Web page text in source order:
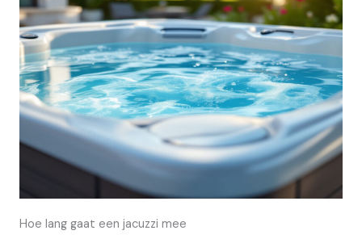
Hoe lang gaat een jacuzzi mee